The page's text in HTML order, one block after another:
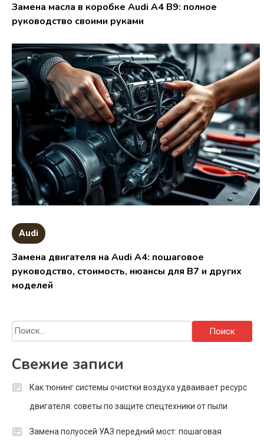
Замена масла в коробке Audi A4 B9: полное
руководство своими руками
Audi
Замена двигателя на Audi A4: пошаговое
руководство, стоимость, нюансы для B7 и других
моделей
Найти:
Свежие записи
Как тюнинг системы очистки воздуха удваивает ресурс
двигателя: советы по защите спецтехники от пыли
Замена полуосей УАЗ передний мост: пошаговая